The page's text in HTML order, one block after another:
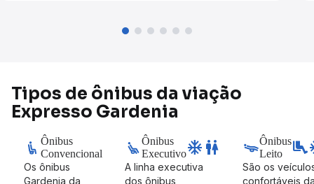
Tipos de ônibus da viação
Expresso Gardenia
Ônibus
Convencional
Os ônibus
Gardenia da
Ônibus
Executivoac_unit wc
A linha executiva
dos ônibus
Ônibus
Leito
airline_seat_legroom_extra
São os
confortáveis